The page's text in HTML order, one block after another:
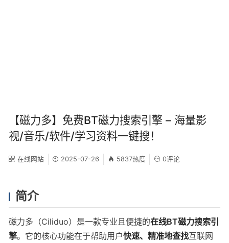
【磁力多】免费BT磁力搜索引擎 – 海量影
视/音乐/软件/学习资料一键搜！
在线网站 2025-07-26 5837热度 0评论
简介
磁力多（Ciliduo）是一款专业且便捷的在线BT磁力搜索引
擎。它的核心功能在于帮助用户快速、精准地查找互联网